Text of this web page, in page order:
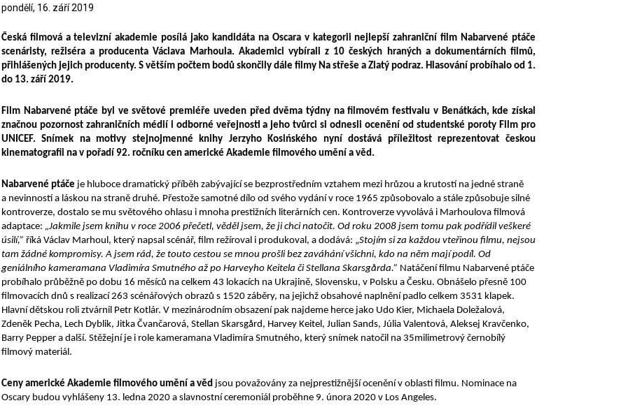
pondělí, 16. září 2019
Česká filmová a televizní akademie posílá jako kandidáta na Oscara v kategorii nejlepší zahraniční film Nabarvené ptáče
scenáristy, režiséra a producenta Václava Marhoula. Akademici vybírali z 10 českých hraných a dokumentárních filmů,
přihlášených jejich producenty. S větším počtem bodů skončily dále filmy Na střeše a Zlatý podraz. Hlasování probíhalo od 1.
do 13. září 2019.
Film Nabarvené ptáče byl ve světové premiéře uveden před dvěma týdny na filmovém festivalu v Benátkách, kde získal
značnou pozornost zahraničních médií i odborné veřejnosti a jeho tvůrci si odnesli ocenění od studentské poroty Film pro
UNICEF. Snímek na motivy stejnojmenné knihy Jerzyho Kosińského nyní dostává příležitost reprezentovat českou
kinematografii na v pořadí 92. ročníku cen americké Akademie filmového umění a věd.
Nabarvené ptáče je hluboce dramatický příběh zabývající se bezprostředním vztahem mezi hrůzou a krutostí na jedné straně
a nevinností a láskou na straně druhé. Přestože samotné dílo od svého vydání v roce 1965 způsobovalo a stále způsobuje silné
kontroverze, dostalo se mu světového ohlasu i mnoha prestižních literárních cen. Kontroverze vyvolává i Marhoulova filmová
adaptace: „Jakmile jsem knihu v roce 2006 přečetl, věděl jsem, že ji chci natočit. Od roku 2008 jsem tomu pak podřídil veškeré
úsilí,” říká Václav Marhoul, který napsal scénář, film režíroval i produkoval, a dodává: „Stojím si za každou vteřinou filmu, nejsou
tam žádné kompromisy. A jsem rád, že touto cestou se mnou prošli bez zaváhání všichni, kdo na něm mají podíl. Od
geniálního kameramana Vladimíra Smutného až po Harveyho Keitela či Stellana Skarsgårda.” Natáčení filmu Nabarvené ptáče
probíhalo průběžně po dobu 16 měsíců na celkem 43 lokacích na Ukrajině, Slovensku, v Polsku a Česku. Obnášelo přesně 100
filmovacích dnů s realizací 263 scénářových obrazů s 1520 záběry, na jejichž obsahové naplnění padlo celkem 3531 klapek.
Hlavní dětskou roli ztvárnil Petr Kotlár. V mezinárodním obsazení pak najdeme herce jako Udo Kier, Michaela Doležalová,
Zdeněk Pecha, Lech Dyblik, Jitka Čvančarová, Stellan Skarsgård, Harvey Keitel, Julian Sands, Júlia Valentová, Aleksej Kravčenko,
Barry Pepper a další. Stěžejní je i role kameramana Vladimíra Smutného, který snímek natočil na 35milimetrový černobílý
filmový materiál.
Ceny americké Akademie filmového umění a vědjsou považovány za nejprestižnější ocenění v oblasti filmu. Nominace na
Oscary budou vyhlášeny 13. ledna 2020 a slavnostní ceremoniál proběhne 9. února 2020 v Los Angeles.